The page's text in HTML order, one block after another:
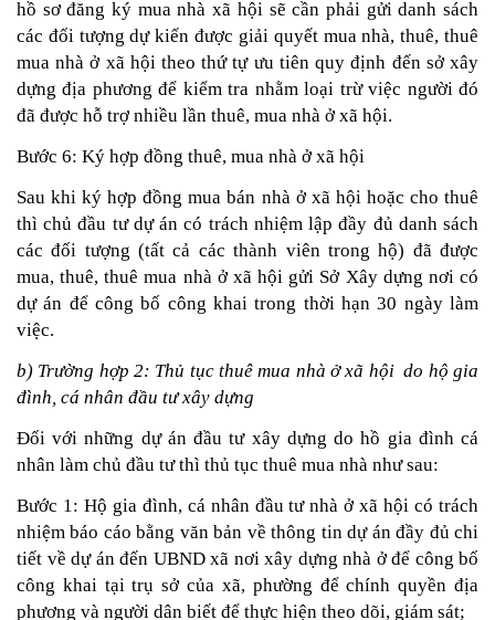
hồ sơ đăng ký mua nhà xã hội sẽ cần phải gửi danh sách
các đối tượng dự kiến được giải quyết mua nhà, thuê, thuê
mua nhà ở xã hội theo thứ tự ưu tiên quy định đến sở xây
dựng địa phương để kiểm tra nhằm loại trừ việc người đó
đã được hỗ trợ nhiều lần thuê, mua nhà ở xã hội.
Bước 6: Ký hợp đồng thuê, mua nhà ở xã hội
Sau khi ký hợp đồng mua bán nhà ở xã hội hoặc cho thuê
thì chủ đầu tư dự án có trách nhiệm lập đầy đủ danh sách
các đối tượng (tất cả các thành viên trong hộ) đã được
mua, thuê, thuê mua nhà ở xã hội gửi Sở Xây dựng nơi có
dự án để công bố công khai trong thời hạn 30 ngày làm
việc.
b) Trường hợp 2: Thủ tục thuê mua nhà ở xã hội  do hộ gia
đình, cá nhân đầu tư xây dựng
Đối với những dự án đầu tư xây dựng do hồ gia đình cá
nhân làm chủ đầu tư thì thủ tục thuê mua nhà như sau:
Bước 1: Hộ gia đình, cá nhân đầu tư nhà ở xã hội có trách
nhiệm báo cáo bằng văn bản về thông tin dự án đầy đủ chi
tiết về dự án đến UBND xã nơi xây dựng nhà ở để công bố
công khai tại trụ sở của xã, phường để chính quyền địa
phương và người dân biết để thực hiện theo dõi, giám sát;